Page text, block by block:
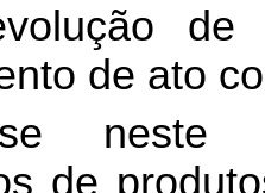
de
de ato
se
de